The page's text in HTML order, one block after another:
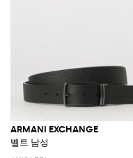
ARMANI EXCHANGE
벨트 남성